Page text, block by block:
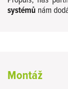
systémů nám
Montáž